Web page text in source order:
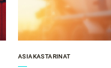
ASIAKASTARINAT